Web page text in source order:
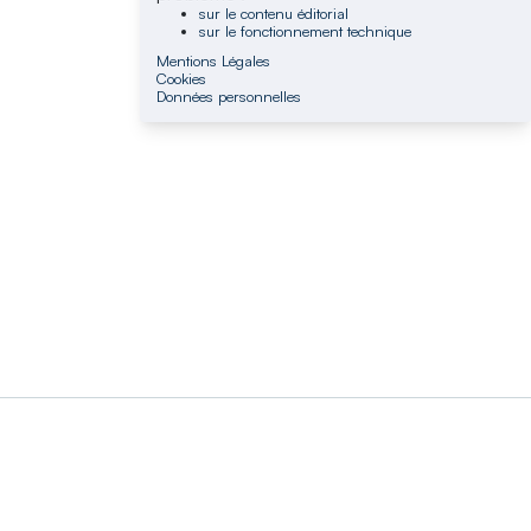
sur le contenu éditorial
sur le fonctionnement technique
Mentions Légales
Cookies
Données personnelles